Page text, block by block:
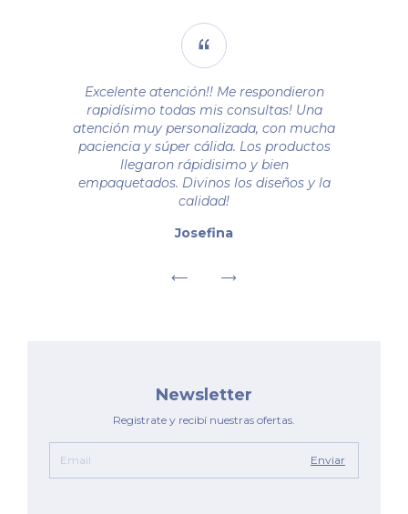
Excelente atención!! Me respondieron
rapidísimo todas mis consultas! Una
atención muy personalizada, con mucha
paciencia y súper cálida. Los productos
llegaron rápidisimo y bien
empaquetados. Divinos los diseños y la
calidad!
Josefina
Newsletter
Registrate y recibí nuestras ofertas.